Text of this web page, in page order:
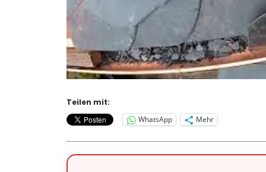
Teilen mit:
WhatsApp
Mehr